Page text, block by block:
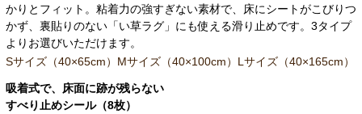
かりとフィット。粘着力の強すぎない素材で、床にシートがこびりつ
かず、裏貼りのない「い草ラグ」にも使える滑り止めです。3タイプ
よりお選びいただけます。
Sサイズ（40×65cm） Mサイズ（40×100cm） Lサイズ（40×165cm）
吸着式で、床面に跡が残らない
すべり止めシール（8枚）